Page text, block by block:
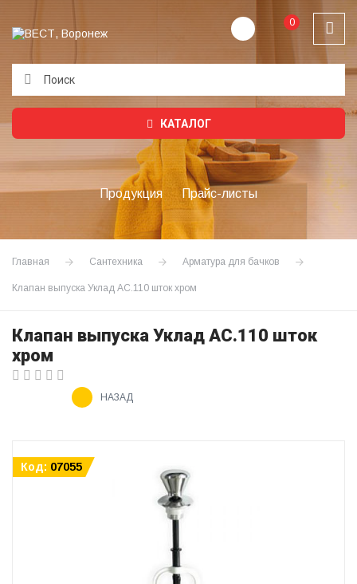
0
КАТАЛОГ
Продукция Прайс-листы
Главная Сантехника Арматура для бачков
Клапан выпуска Уклад АС.110 шток хром
Клапан выпуска Уклад АС.110 шток
хром
НАЗАД
Код: 07055